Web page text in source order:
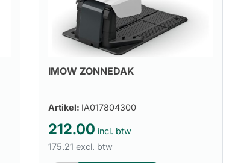
IMOW ZONNEDAK
Artikel: IA017804300
212.00 incl. btw
175.21 excl. btw